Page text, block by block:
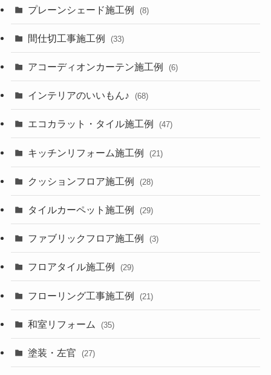
プレーンシェード施工例 (8)
間仕切工事施工例 (33)
アコーディオンカーテン施工例 (6)
インテリアのいいもん♪ (68)
エコカラット・タイル施工例 (47)
キッチンリフォーム施工例 (21)
クッションフロア施工例 (28)
タイルカーペット施工例 (29)
ファブリックフロア施工例 (3)
フロアタイル施工例 (29)
フローリング工事施工例 (21)
和室リフォーム (35)
塗装・左官 (27)